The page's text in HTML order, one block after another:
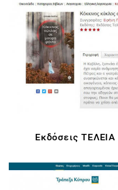
Εκδόσεις